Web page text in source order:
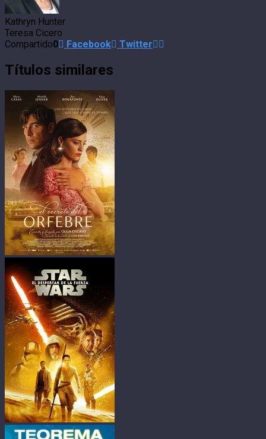
Kathryn Hunter
Teresa Cicero
Compartido0 Facebook Twitter
Títulos similares